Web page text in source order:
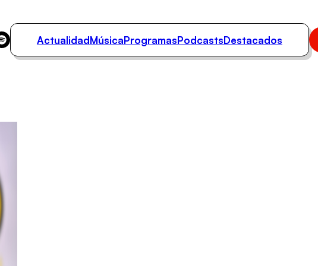
ActualidadMúsicaProgramasPodcastsDestacados